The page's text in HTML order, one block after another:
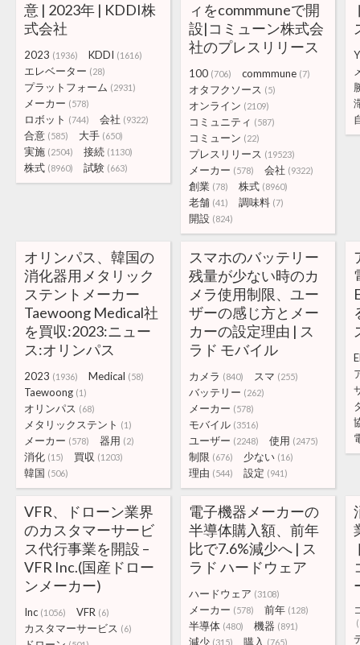
意 | 2023年 | KDDI株
式会社
2023 (1936) KDDI (1616)
エレベーター (28)
プラットフォーム (2931)
メーカー (578)
ロボット (744) 会社 (9322)
合意 (585) 大手 (650)
実施 (2504) 接続 (1130)
株式 (8960) 試験 (663)
ィをcommmuneで開
設|コミューン株式会
社のプレスリリース
100 (706) commmune (7)
オタフクソース (5)
オンライン (2109)
コミュニティ (587)
コミューン (22)
プレスリリース (19523)
メーカー (578) 会社 (9322)
創業 (78) 株式 (8960)
老舗 (41) 調味料 (7)
開設 (824)
オリンパス、韓国の
消化器用メタリック
ステントメーカー
Taewoong Medical社
を買収:2023:ニュー
ス:オリンパス
2023 (1936) Medical (58)
Taewoong (1)
オリンパス (68)
メタリックステント (1)
メーカー (578) 器用 (2)
消化 (15) 買収 (1203)
韓国 (506)
スマホのバッテリー
残量が少ない時のカ
メラ使用制限、ユー
ザーの感じ方とメー
カーの設定理由 | ス
ラド モバイル
カメラ (840) スマ (255)
バッテリー (262)
メーカー (578)
モバイル (3516)
ユーザー (2248) 使用 (2475)
制限 (676) 少ない (16)
理由 (544) 設定 (941)
VFR、ドローン業界
のカスタマーサービ
ス代行事業を開設 –
VFR Inc.(国産ドロー
ンメーカー)
Inc (1056) VFR (6)
カスタマーサービス (6)
電子機器メーカーの
半導体購入額、前年
比で7.6%減少へ | ス
ラド ハードウェア
ハードウェア (3108)
メーカー (578) 前年 (128)
半導体 (480) 機器 (891)
減少 (315) 購入 (765)